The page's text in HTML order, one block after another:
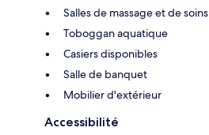
Salles de massage et de soins
Toboggan aquatique
Casiers disponibles
Salle de banquet
Mobilier d'extérieur
Accessibilité